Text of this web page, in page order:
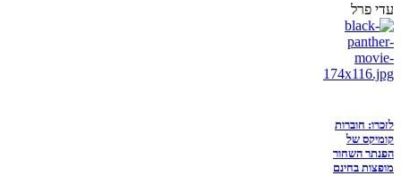
עדי פרל
לזכרו: חוברות
קומיקס של
הפנתר השחור
מופצות בחינם